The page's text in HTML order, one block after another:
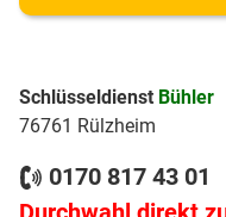
Schlüsseldienst Bühler
76761 Rülzheim
0170 817 43 01